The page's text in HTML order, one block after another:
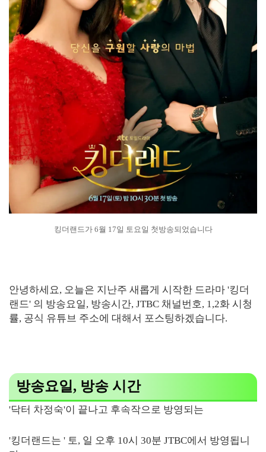
킹더랜드가 6월 17일 토요일 첫방송되었습니다
안녕하세요, 오늘은 지난주 새롭게 시작한 드라마 '킹더
랜드' 의 방송요일, 방송시간, JTBC 채널번호, 1,2화 시청
률, 공식 유튜브 주소에 대해서 포스팅하겠습니다.
방송요일, 방송 시간
'닥터 차정숙'이 끝나고 후속작으로 방영되는
'킹더랜드는 ' 토, 일 오후 10시 30분 JTBC에서 방영됩니